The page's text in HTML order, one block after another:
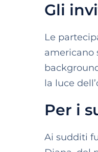
Gli
Le
americano
la luce
Per i
Ai sudditi